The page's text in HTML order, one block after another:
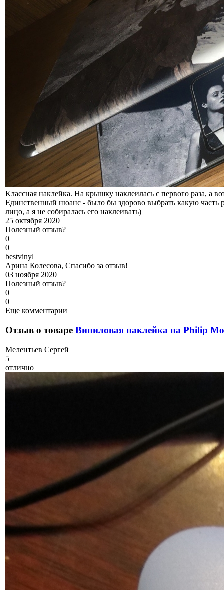
Классная наклейка. На крышку наклеилась с первого раза, а
Единственный нюанс - было бы здорово выбрать какую часть
лицо, а я не собиралась его наклеивать)
25 октября 2020
Полезный отзыв?
0
0
bestvinyl
Арина Колесова, Спасибо за отзыв!
03 ноября 2020
Полезный отзыв?
0
0
Еще комментарии
Отзыв о товаре Виниловая наклейка на Philip
Мелентьев Сергей
5
отлично